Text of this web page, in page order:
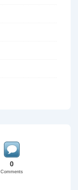
0
Comments